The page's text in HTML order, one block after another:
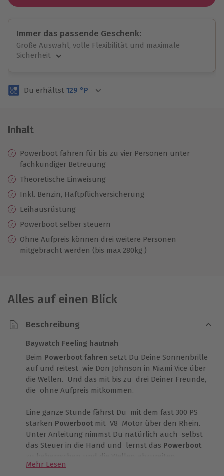
Immer das passende Geschenk:
Große Auswahl, volle Flexibilität und maximale
Sicherheit
Volle Flexibilität
3 Jahre gültig & verlängerbar.
Du erhältst 129 °P
Inhalt
Powerboot fahren für bis zu vier Personen unter
fachkundiger Betreuung
Theoretische Einweisung
Inkl. Benzin, Haftpflichversicherung
Leihausrüstung
Powerboot selber steuern
Ohne Aufpreis können drei weitere Personen
mitgebracht werden (bis max 280kg )
Alles auf einen Blick
Beschreibung
Baywatch Feeling hautnah
Beim Powerboot fahren setzt Du Deine Sonnenbrille
auf und reitest wie Don Johnson in Miami Vice über
die Wellen. Und das mit bis zu drei Deiner Freunde,
die ohne Aufpreis mitkommen.
Eine ganze Stunde fährst Du mit dem fast 300 PS
starken Powerboot mit V8 Motor über den Rhein.
Unter Anleitung nimmst Du natürlich auch selbst
das Steuer in die Hand und lernst das Powerboot
zu beherrschen und die Wellen abzureiten.
Mehr Lesen